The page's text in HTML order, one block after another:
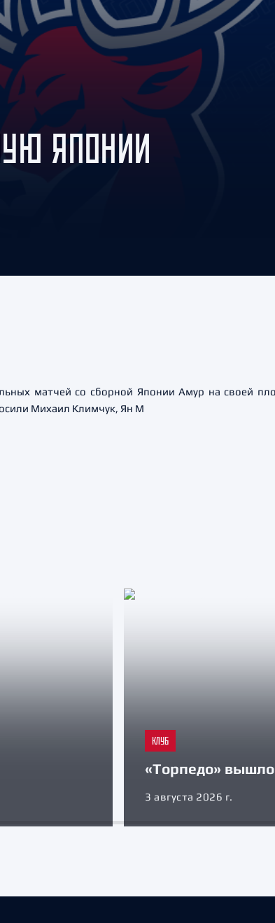
Амур
Барыс
Салават Юлаев
Сибирь
ЯПОНИИ
матчей со сборной Японии Амур на своей
Михаил Климчук, Ян М
КЛУБ
«Торпедо» вышло
3 августа 2026 г.